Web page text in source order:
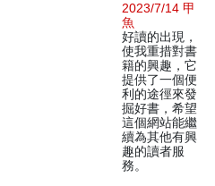
2023/7/14 甲
魚
好讀的出現，
使我重措對書
籍的興趣，它
提供了一個便
利的途徑來發
掘好書，希望
這個網站能繼
續為其他有興
趣的讀者服
務。